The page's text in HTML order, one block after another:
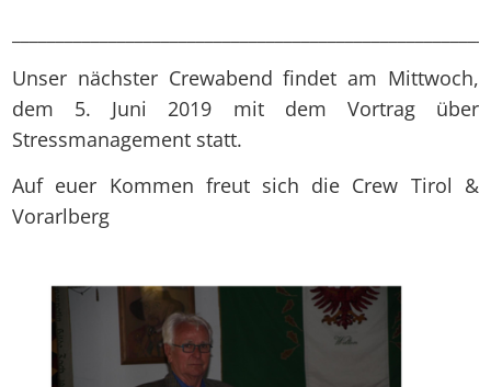
Unser nächster Crewabend findet am Mittwoch,
dem 5. Juni 2019 mit dem Vortrag über
Stressmanagement statt.
Auf euer Kommen freut sich die Crew Tirol &
Vorarlberg